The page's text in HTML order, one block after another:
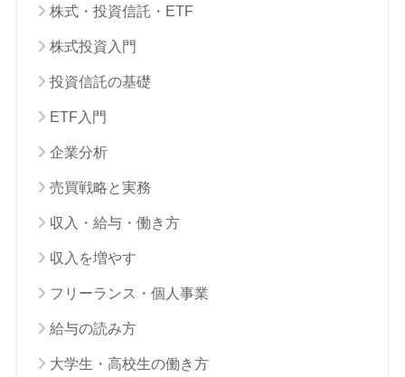
株式・投資信託・ETF
株式投資入門
投資信託の基礎
ETF入門
企業分析
売買戦略と実務
収入・給与・働き方
収入を増やす
フリーランス・個人事業
給与の読み方
大学生・高校生の働き方